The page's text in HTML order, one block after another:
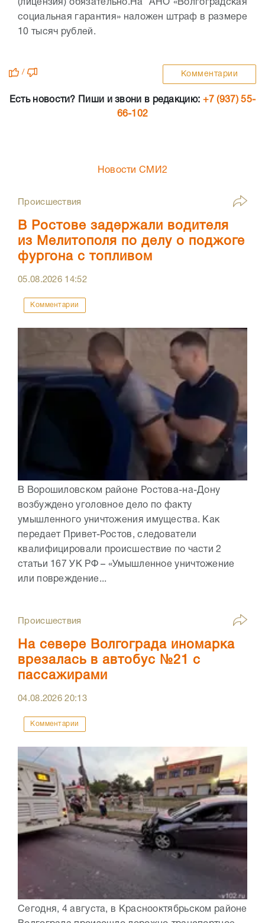
(лицензия) обязательно. На АНО «Волгоградская
социальная гарантия» наложен штраф в размере
10 тысяч рублей.
/ Комментарии
Есть новости? Пиши и звони в редакцию: +7 (937) 55-
66-102
Новости СМИ2
Происшествия
В Ростове задержали водителя
из Мелитополя по делу о поджоге
фургона с топливом
05.08.2026 14:52
Комментарии
В Ворошиловском районе Ростова-на-Дону
возбуждено уголовное дело по факту
умышленного уничтожения имущества. Как
передает Привет-Ростов, следователи
квалифицировали происшествие по части 2
статьи 167 УК РФ – «Умышленное уничтожение
или повреждение...
Происшествия
На севере Волгограда иномарка
врезалась в автобус №21 с
пассажирами
04.08.202620:13
Комментарии
Сегодня, 4 августа, в Краснооктябрьском районе